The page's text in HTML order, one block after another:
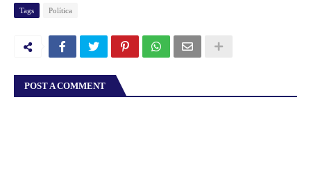
Tags Política
POST A COMMENT